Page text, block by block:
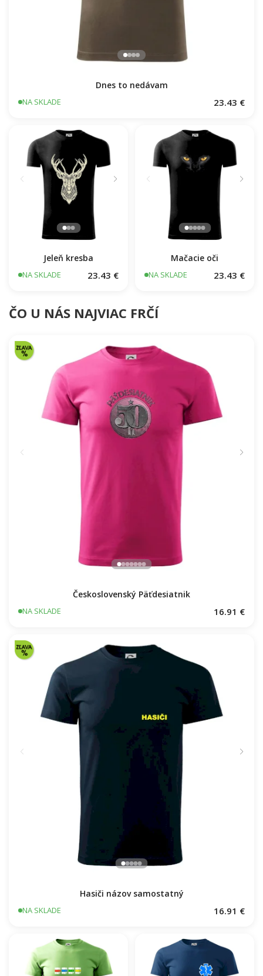
Dnes to nedávam
NA SKLADE 23.43 €
Jeleň kresba
NA SKLADE 23.43 €
Mačacie oči
NA SKLADE 23.43 €
ČO U NÁS NAJVIAC FRČÍ
Československý Päťdesiatnik
NA SKLADE 16.91 €
Hasiči názov samostatný
NA SKLADE 16.91 €